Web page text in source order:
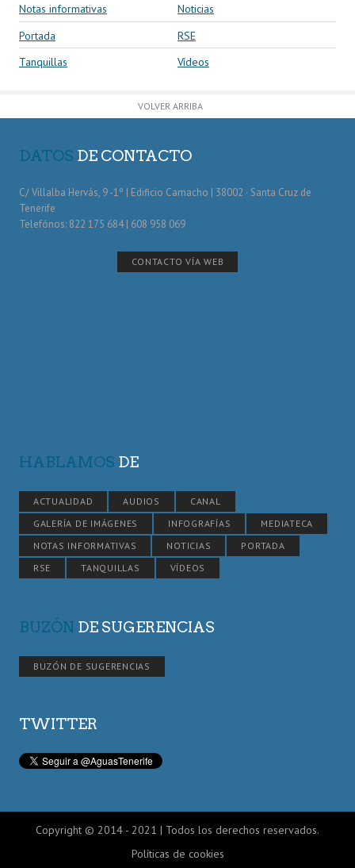
Notas informativas
Noticias
Portada
RSE
Tanquillas
Vídeos
VOLVER ARRIBA
DATOS DE CONTACTO
C/ Villalba Hervás, 9 -1º | Edificio Camacho | 38002 · Santa Cruz de
Tenerife
Telefónos: 822 175 684 | 608 958 069
CONTACTO VÍA WEB
HABLAMOS DE
ACTUALIDAD AUDIOS
CANAL
GALERÍA DE IMÁGENES
INFOGRAFÍAS
MEDIATECA
NOTAS INFORMATIVAS
NOTICIAS
PORTADA
RSE
TANQUILLAS VÍDEOS
BUZÓN DE SUGERENCIAS
BUZÓN DE SUGERENCIAS
TWITTER
Copyright © 2014 - 2021 | Todos los derechos reservados.
Políticas de cookies